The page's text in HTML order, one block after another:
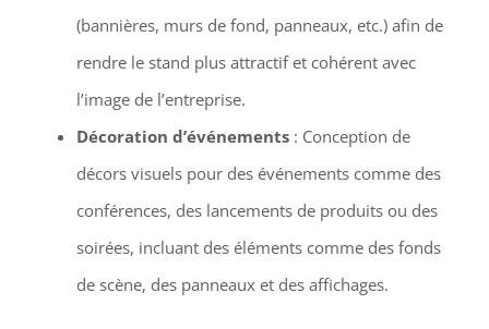
(bannières, murs de fond, panneaux, etc.) afin de
rendre le stand plus attractif et cohérent avec
l’image de l’entreprise.
Décoration d’événements: Conception de
décors visuels pour des événements comme des
conférences, des lancements de produits ou des
soirées, incluant des éléments comme des fonds
de scène, des panneaux et des affichages.